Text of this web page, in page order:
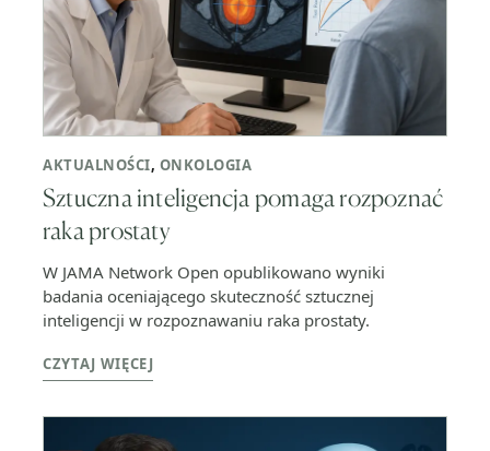
AKTUALNOŚCI, ONKOLOGIA
Sztuczna inteligencja pomaga rozpoznać
raka prostaty
W JAMA Network Open opublikowano wyniki
badania oceniającego skuteczność sztucznej
inteligencji w rozpoznawaniu raka prostaty.
CZYTAJ WIĘCEJ